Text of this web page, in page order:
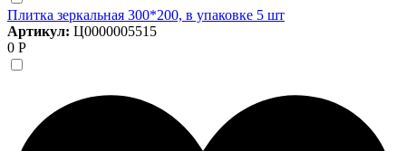
Плитка зеркальная 300*200, в упаковке 5 шт
Артикул: Ц0000005515
0 Р